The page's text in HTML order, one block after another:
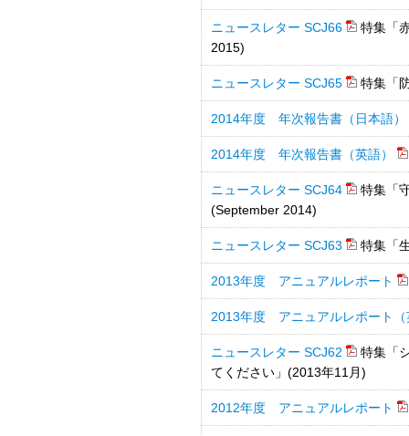
ニュースレター SCJ66
特集「
2015)
ニュースレター SCJ65 特集「
2014年度 年次報告書（日本語）
2014年度 年次報告書（英語）
ニュースレター SCJ64
特集「
(September 2014)
ニュースレター SCJ63 特集「
2013年度 アニュアルレポート
2013年度 アニュアルレポート（
ニュースレター SCJ62
特集「
てください」(2013年11月)
2012年度 アニュアルレポート